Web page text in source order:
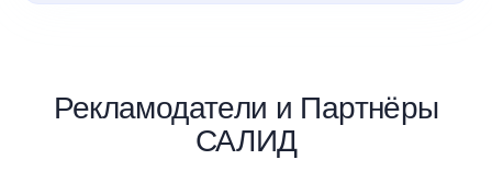
Рекламодатели и Партнёры
САЛИД